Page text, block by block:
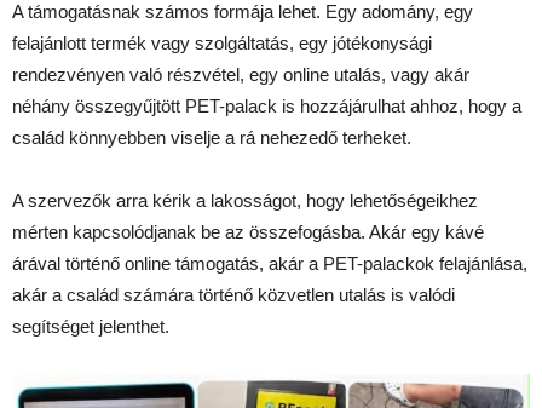
A támogatásnak számos formája lehet. Egy adomány, egy
felajánlott termék vagy szolgáltatás, egy jótékonysági
rendezvényen való részvétel, egy online utalás, vagy akár
néhány összegyűjtött PET-palack is hozzájárulhat ahhoz, hogy a
család könnyebben viselje a rá nehezedő terheket.
A szervezők arra kérik a lakosságot, hogy lehetőségeikhez
mérten kapcsolódjanak be az összefogásba. Akár egy kávé
árával történő online támogatás, akár a PET-palackok felajánlása,
akár a család számára történő közvetlen utalás is valódi
segítséget jelenthet.